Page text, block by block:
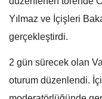
Yılmaz ve İçişleri
gerçekleştirdi.
2 gün sürecek olan
oturum düzenlendi.